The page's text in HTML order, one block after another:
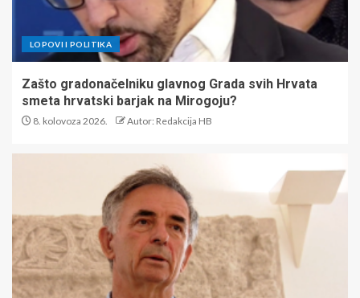
LOPOVI I POLITIKA
Zašto gradonačelniku glavnog Grada svih Hrvata
smeta hrvatski barjak na Mirogoju?
8. kolovoza 2026. Autor: Redakcija HB